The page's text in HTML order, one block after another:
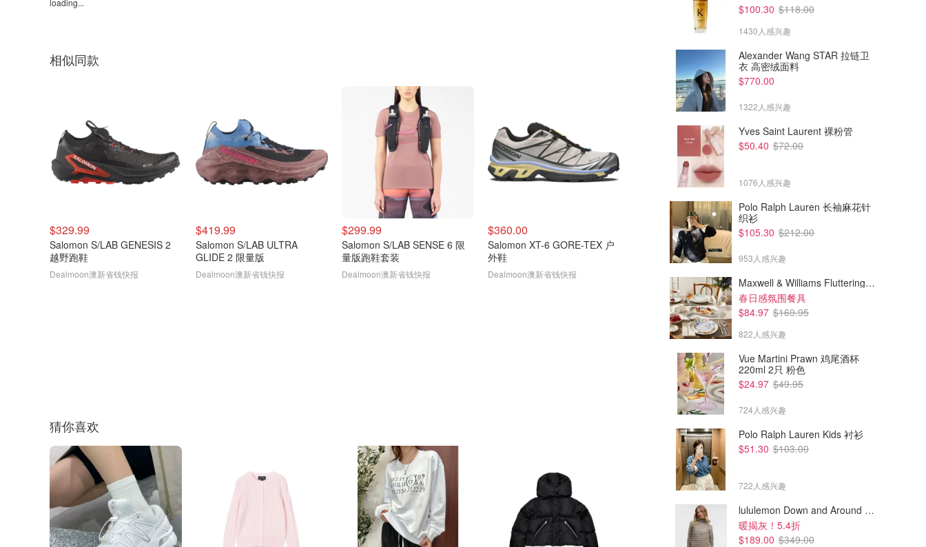
loading...
相似同款
$329.99
Salomon S/LAB GENESIS 2
越野跑鞋
Dealmoon澳新省钱快报
$419.99
Salomon S/LAB ULTRA
GLIDE 2 限量版
Dealmoon澳新省钱快报
$299.99
Salomon S/LAB SENSE 6 限
量版跑鞋套装
Dealmoon澳新省钱快报
$360.00
Salomon XT-6 GORE-TEX 户
外鞋
Dealmoon澳新省钱快报
$300.00
Salomon XT-WHISPER
GORE-TEX 越野跑鞋
$500.00
户外鞋 新品
猜你喜欢
$100.30 $118.00
1430人感兴趣
Alexander Wang STAR 拉链卫
衣 高密绒面料
$770.00
1322人感兴趣
Yves Saint Laurent 裸粉管
$50.40 $72.00
1076人感兴趣
Polo Ralph Lauren 长袖麻花针
织衫
$105.30 $212.00
953人感兴趣
Maxwell & Williams Fluttering Meadow 12件餐具套装
春日感氛围餐具
$84.97 $169.95
822人感兴趣
Vue Martini Prawn 鸡尾酒杯
220ml 2只 粉色
$24.97 $49.95
724人感兴趣
Polo Ralph Lauren Kids 衬衫
$51.30 $103.00
722人感兴趣
lululemon Down and Around 羽绒夹克
暖揭灰！5.4折
$189.00 $349.00